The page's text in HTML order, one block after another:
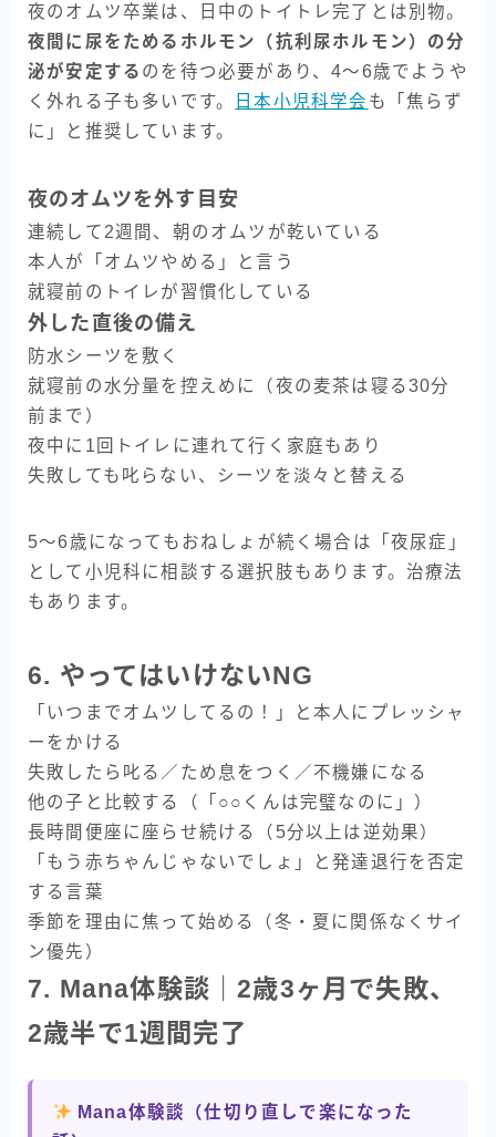
夜のオムツ卒業は、日中のトイトレ完了とは別物。
夜間に尿をためるホルモン（抗利尿ホルモン）の分
泌が安定する のを待つ必要があり、4〜6歳でようや
く外れる子も多いです。
日本小児科学会 も「焦らず
に」と推奨しています。
夜のオムツを外す目安
連続して2週間、朝のオムツが乾いている
本人が「オムツやめる」と言う
就寝前のトイレが習慣化している
外した直後の備え
防水シーツを敷く
就寝前の水分量を控えめに（夜の麦茶は寝る30分
前まで）
夜中に1回トイレに連れて行く家庭もあり
失敗しても叱らない、シーツを淡々と替える
5〜6歳になってもおねしょが続く場合は「夜尿症」
として小児科に相談する選択肢もあります。治療法
もあります。
6. やってはいけないNG
「いつまでオムツしてるの！」と本人にプレッシャ
ーをかける
失敗したら叱る／ため息をつく／不機嫌になる
他の子と比較する（「○○くんは完璧なのに」）
長時間便座に座らせ続ける（5分以上は逆効果）
「もう赤ちゃんじゃないでしょ」と発達退行を否定
する言葉
季節を理由に焦って始める（冬・夏に関係なくサイ
ン優先）
7. Mana体験談｜2歳3ヶ月で失敗、
2歳半で1週間完了
Mana体験談（仕切り直しで楽になった